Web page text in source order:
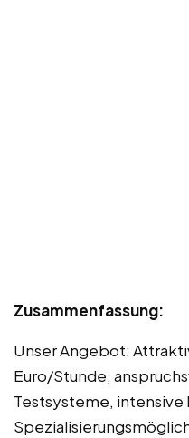
Zusammenfassung:
Unser Angebot:
Euro/Stunde,
Testsysteme, intensive